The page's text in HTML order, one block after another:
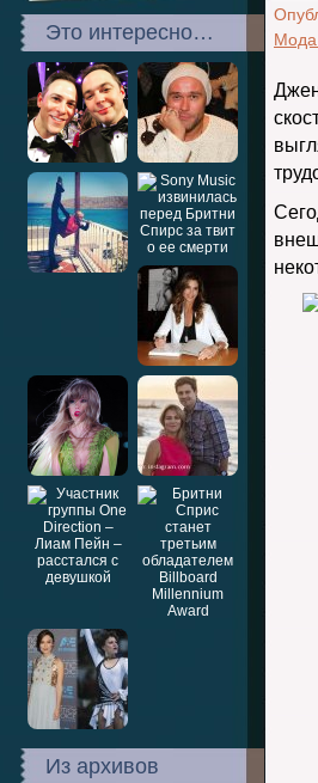
Это интересно…
Из архивов
Мода